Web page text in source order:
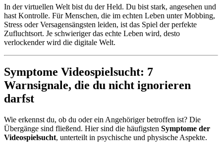
In der virtuellen Welt bist du der Held. Du bist stark, angesehen und
hast Kontrolle. Für Menschen, die im echten Leben unter Mobbing,
Stress oder Versagensängsten leiden, ist das Spiel der perfekte
Zufluchtsort. Je schwieriger das echte Leben wird, desto
verlockender wird die digitale Welt.
Symptome Videospielsucht: 7
Warnsignale, die du nicht ignorieren
darfst
Wie erkennst du, ob du oder ein Angehöriger betroffen ist? Die
Übergänge sind fließend. Hier sind die häufigsten Symptome der
Videospielsucht, unterteilt in psychische und physische Aspekte.